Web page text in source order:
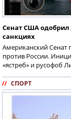
Сенат США одобрил
санкциях
Американский Сенат
против России.
«ястреб» и русофоб
// СПОРТ